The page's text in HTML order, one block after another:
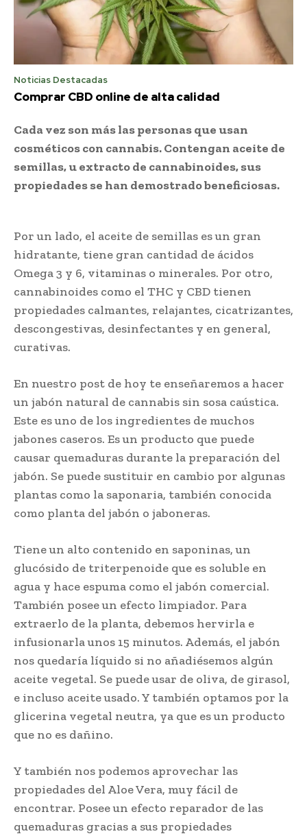
Noticias Destacadas
Comprar CBD online de alta calidad
Cada vez son más las personas que usan
cosméticos con cannabis. Contengan aceite de
semillas, u extracto de cannabinoides, sus
propiedades se han demostrado beneficiosas.
Por un lado, el aceite de semillas es un gran
hidratante, tiene gran cantidad de ácidos
Omega 3 y 6, vitaminas o minerales. Por otro,
cannabinoides como el THC y CBD tienen
propiedades calmantes, relajantes, cicatrizantes,
descongestivas, desinfectantes y en general,
curativas.
En nuestro post de hoy te enseñaremos a hacer
un jabón natural de cannabis sin sosa caústica.
Este es uno de los ingredientes de muchos
jabones caseros. Es un producto que puede
causar quemaduras durante la preparación del
jabón. Se puede sustituir en cambio por algunas
plantas como la saponaria, también conocida
como planta del jabón o jaboneras.
Tiene un alto contenido en saponinas, un
glucósido de triterpenoide que es soluble en
agua y hace espuma como el jabón comercial.
También posee un efecto limpiador. Para
extraerlo de la planta, debemos hervirla e
infusionarla unos 15 minutos. Además, el jabón
nos quedaría líquido si no añadiésemos algún
aceite vegetal. Se puede usar de oliva, de girasol,
e incluso aceite usado. Y también optamos por la
glicerina vegetal neutra, ya que es un producto
que no es dañino.
Y también nos podemos aprovechar las
propiedades del Aloe Vera, muy fácil de
encontrar. Posee un efecto reparador de las
quemaduras gracias a sus propiedades